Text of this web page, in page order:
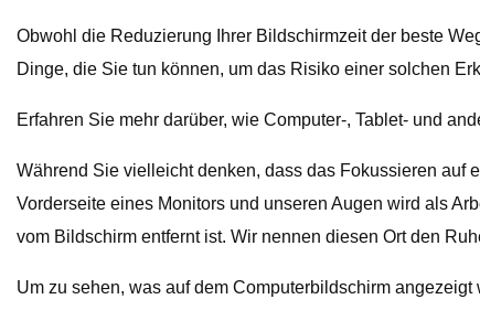
Obwohl die Reduzierung Ihrer Bildschirmzeit der beste
Dinge, die Sie tun können, um das Risiko einer solchen
Erfahren Sie mehr darüber, wie Computer-, Tablet- und
Während Sie vielleicht denken, dass das Fokussieren auf
Vorderseite eines Monitors und unseren Augen wird als
vom Bildschirm entfernt ist. Wir nennen diesen Ort den
Um zu sehen, was auf dem Computerbildschirm